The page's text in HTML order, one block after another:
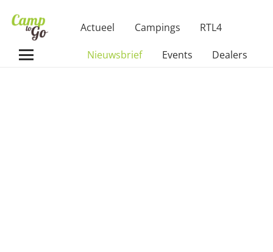
Actueel Campings RTL4
Nieuwsbrief Events Dealers